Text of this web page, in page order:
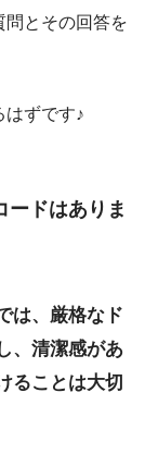
問とその回答を
はずです♪
ードはありま
は、厳格なド
、清潔感があ
ることは大切